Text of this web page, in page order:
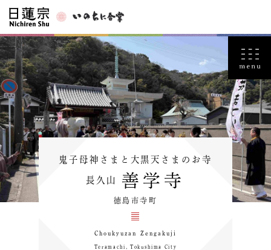
鬼子母神さまと大黒天さまのお寺
長久山 善学寺
徳島市寺町
Choukyuzan Zengakuji
Teramachi, Tokushima City